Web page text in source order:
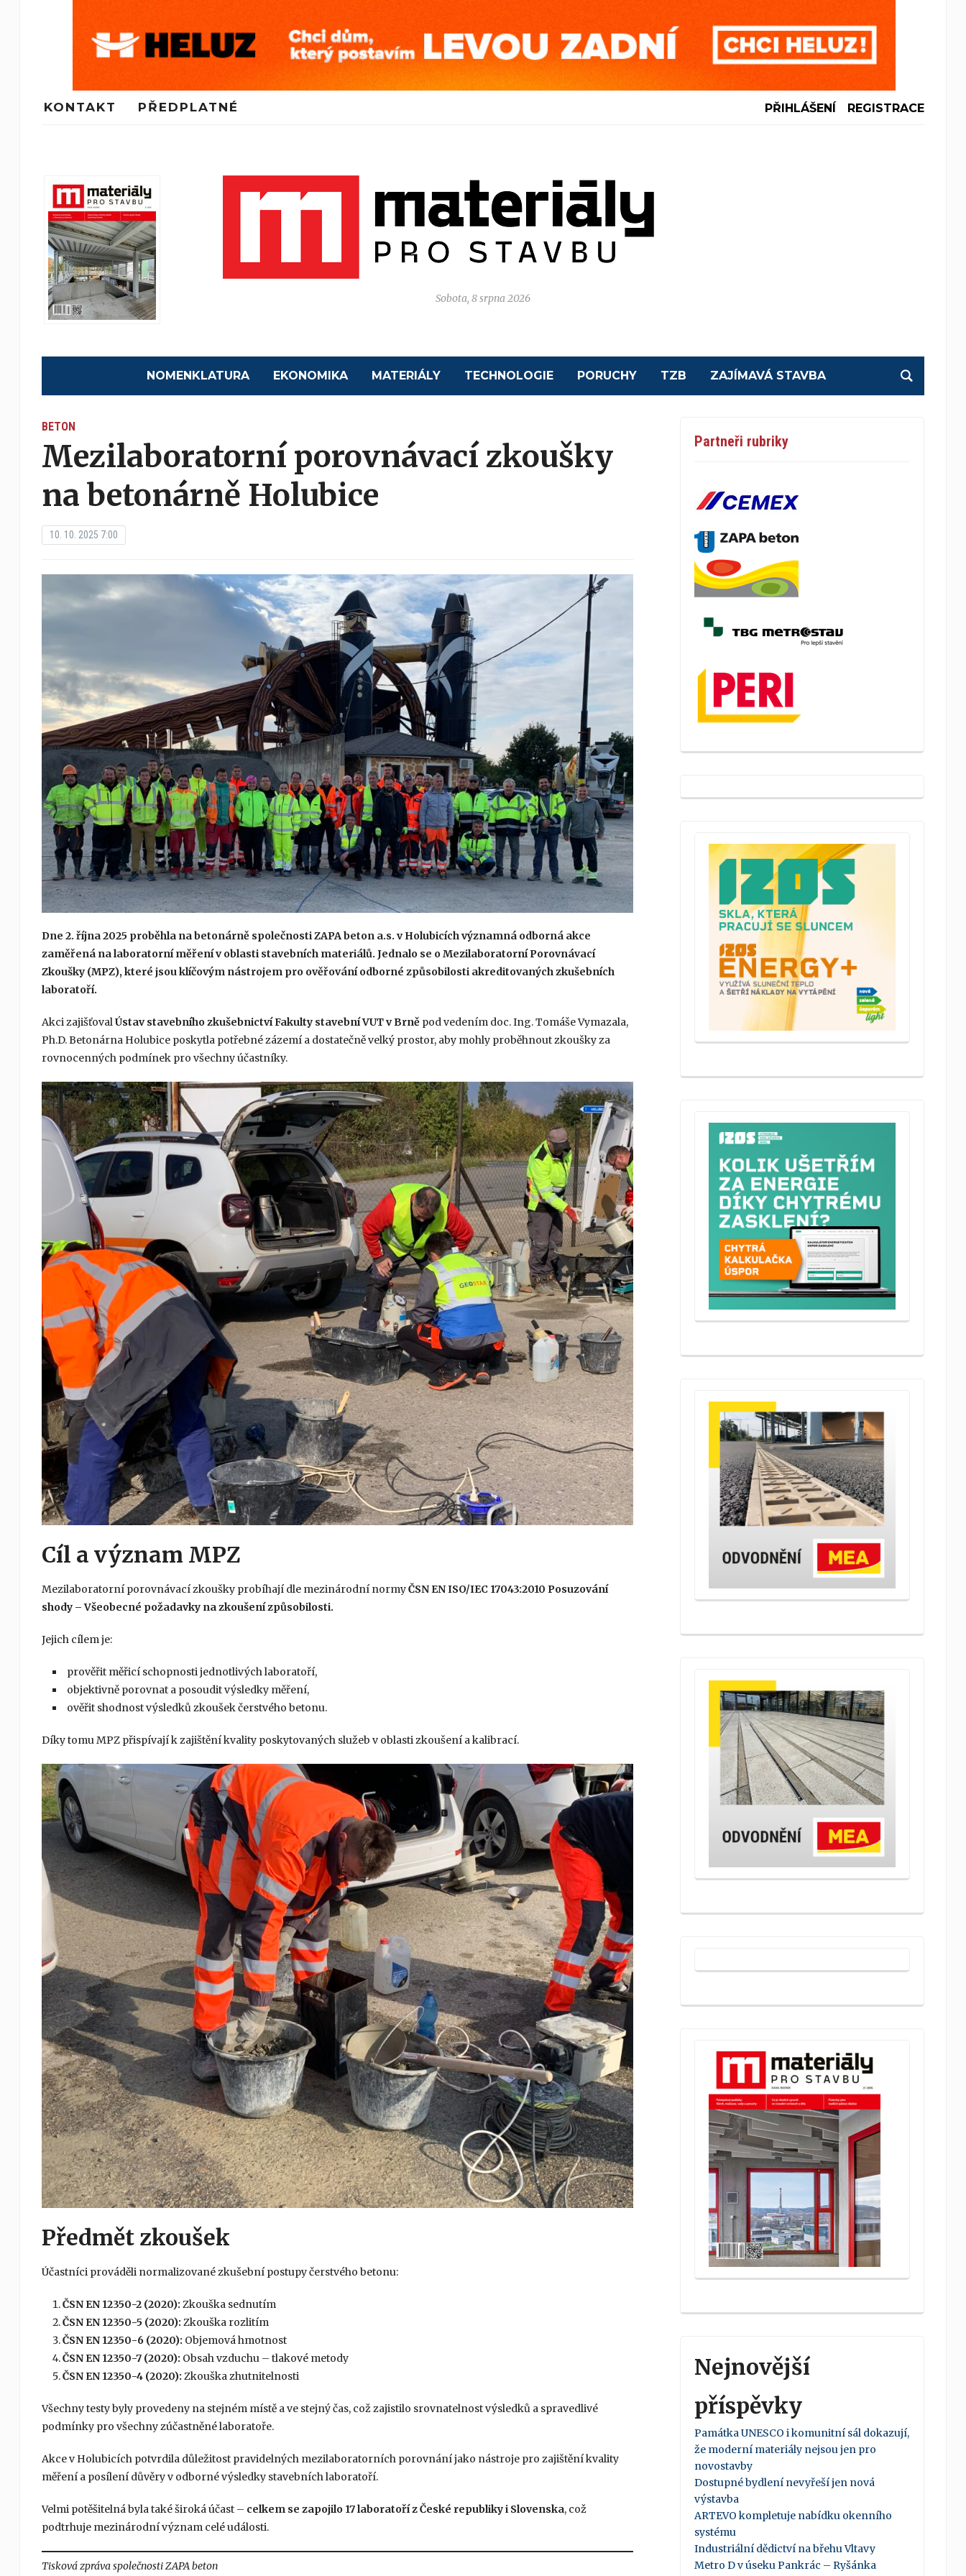
KONTAKT PŘEDPLATNÉ PŘIHLÁŠENÍ REGISTRACE
Sobota, 8 srpna 2026
NOMENKLATURA EKONOMIKA MATERIÁLY TECHNOLOGIE PORUCHY TZB ZAJÍMAVÁ STAVBA
BETON
Mezilaboratorní porovnávací zkoušky
na betonárně Holubice
10. 10. 2025 7:00
Dne 2. října 2025 proběhla na betonárně společnosti ZAPA beton a.s. v Holubicích významná odborná akce
zaměřená na laboratorní měření v oblasti stavebních materiálů. Jednalo se o Mezilaboratorní Porovnávací
Zkoušky (MPZ), které jsou klíčovým nástrojem pro ověřování odborné způsobilosti akreditovaných zkušebních
laboratoří.
Akci zajišťovalÚstav stavebního zkušebnictví Fakulty stavební VUT v Brněpod vedením doc. Ing. Tomáše Vymazala,
Ph.D. Betonárna Holubice poskytla potřebné zázemí a dostatečně velký prostor, aby mohly proběhnout zkoušky za
rovnocenných podmínek pro všechny účastníky.
Cíl a význam MPZ
Mezilaboratorní porovnávací zkoušky probíhají dle mezinárodní normyČSN EN ISO/IEC 17043:2010 Posuzování
shody – Všeobecné požadavky na zkoušení způsobilosti.
Jejich cílem je:
prověřit měřicí schopnosti jednotlivých laboratoří,
objektivně porovnat a posoudit výsledky měření,
ověřit shodnost výsledků zkoušek čerstvého betonu.
Díky tomu MPZ přispívají k zajištění kvality poskytovaných služeb v oblasti zkoušení a kalibrací.
Předmět zkoušek
Účastníci prováděli normalizované zkušební postupy čerstvého betonu:
ČSN EN 12350-2 (2020): Zkouška sednutím
ČSN EN 12350-5 (2020): Zkouška rozlitím
ČSN EN 12350-6 (2020): Objemová hmotnost
ČSN EN 12350-7 (2020): Obsah vzduchu – tlakové metody
ČSN EN 12350-4 (2020): Zkouška zhutnitelnosti
Všechny testy byly provedeny na stejném místě a ve stejný čas, což zajistilo srovnatelnost výsledků a spravedlivé
podmínky pro všechny zúčastněné laboratoře.
Akce v Holubicích potvrdila důležitost pravidelných mezilaboratorních porovnání jako nástroje pro zajištění kvality
měření a posílení důvěry v odborné výsledky stavebních laboratoří.
Velmi potěšitelná byla také široká účast – celkem se zapojilo 17 laboratoří z České republiky i Slovenska, což
podtrhuje mezinárodní význam celé události.
Tisková zpráva společnosti ZAPA beton
Partneři rubriky
Nejnovější
příspěvky
Památka UNESCO i komunitní sál dokazují,
že moderní materiály nejsou jen pro
novostavby
Dostupné bydlení nevyřeší jen nová
výstavba
ARTEVO kompletuje nabídku okenního
systému
Industriální dědictví na břehu Vltavy
Metro D v úseku Pankrác – Ryšánka